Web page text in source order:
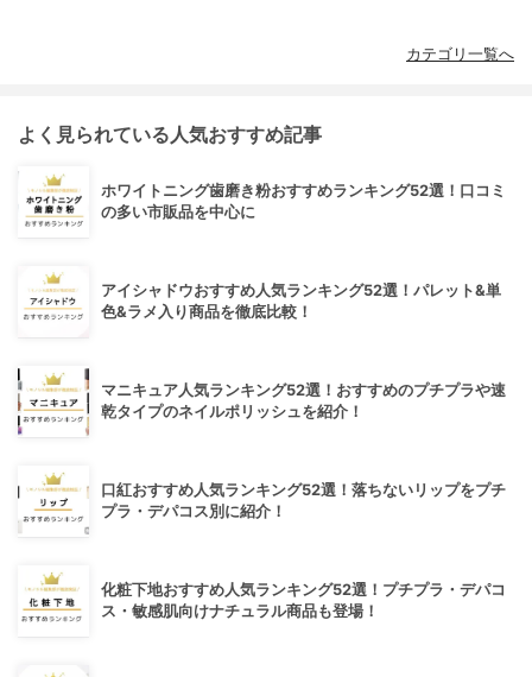
カテゴリ一覧へ
よく見られている人気おすすめ記事
ホワイトニング歯磨き粉おすすめランキング52選！口コミ
の多い市販品を中心に
アイシャドウおすすめ人気ランキング52選！パレット&単
色&ラメ入り商品を徹底比較！
マニキュア人気ランキング52選！おすすめのプチプラや速
乾タイプのネイルポリッシュを紹介！
口紅おすすめ人気ランキング52選！落ちないリップをプチ
プラ・デパコス別に紹介！
化粧下地おすすめ人気ランキング52選！プチプラ・デパコ
ス・敏感肌向けナチュラル商品も登場！